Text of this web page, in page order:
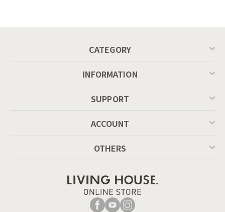
格にあわせて最適な奥行でくつろぐことができます。自分だけ
CATEGORY
INFORMATION
SUPPORT
ACCOUNT
OTHERS